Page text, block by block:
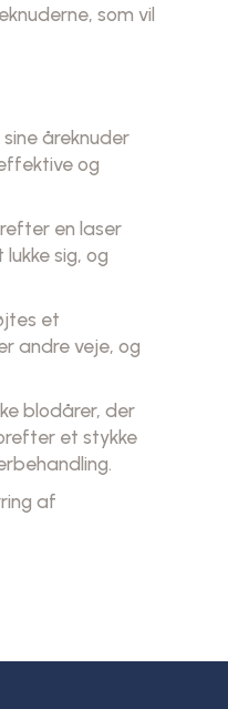
som vil
åreknuder
og
en laser
sig, og
et
andre veje, og
blodårer, der
et stykke
af